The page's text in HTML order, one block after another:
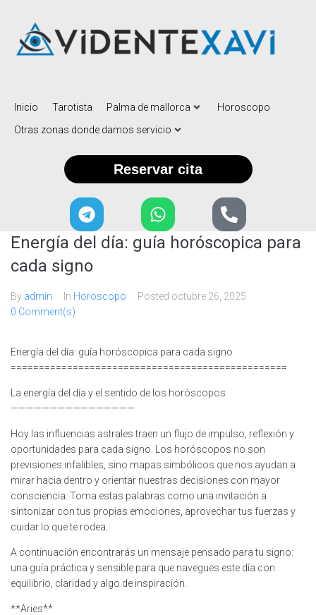
Inicio Tarotista Palma de mallorca
Horoscopo
Otras zonas donde damos servicio
Reservar cita
Energía del día: guía horóscopica para
cada signo
By admin In Horoscopo Posted octubre 26, 2025
0 Comment(s)
Energía del día: guía horóscopica para cada signo
=================================================
La energía del día y el sentido de los horóscopos
————————————————
Hoy las influencias astrales traen un flujo de impulso, reflexión y
oportunidades para cada signo. Los horóscopos no son
previsiones infalibles, sino mapas simbólicos que nos ayudan a
mirar hacia dentro y orientar nuestras decisiones con mayor
consciencia. Toma estas palabras como una invitación a
sintonizar con tus propias emociones, aprovechar tus fuerzas y
cuidar lo que te rodea.
A continuación encontrarás un mensaje pensado para tu signo:
una guía práctica y sensible para que navegues este día con
equilibrio, claridad y algo de inspiración.
**Aries**